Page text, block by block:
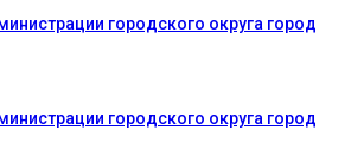
городского округа город
городского округа город